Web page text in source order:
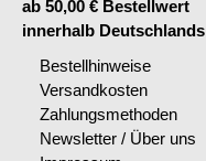
ab 50,00 € Bestellwert
innerhalb Deutschlands
Bestellhinweise
Versandkosten
Zahlungsmethoden
Newsletter / Über uns